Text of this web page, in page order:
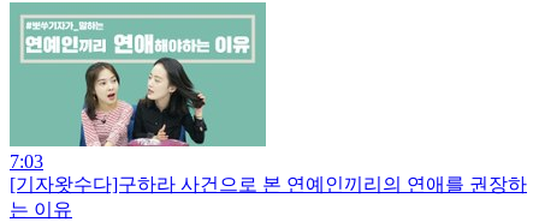
7:03
[기자왓수다]구하라 사건으로 본 연예인끼리의 연애를 권장하
는 이유